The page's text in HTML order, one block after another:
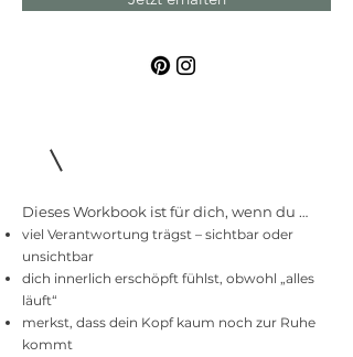
Dieses Workbook ist für dich, wenn du …
viel Verantwortung trägst – sichtbar oder
unsichtbar
dich innerlich erschöpft fühlst, obwohl „alles
läuft“
merkst, dass dein Kopf kaum noch zur Ruhe
kommt